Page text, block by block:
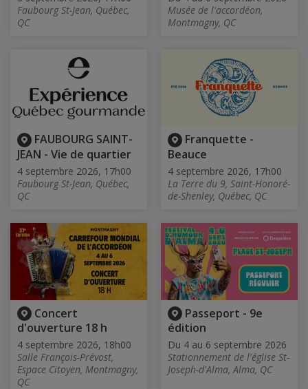
Faubourg St-Jean, Québec,
QC
Musée de l'accordéon,
Montmagny, QC
FAUBOURG SAINT-
JEAN - Vie de quartier
4 septembre 2026, 17h00
Faubourg St-Jean, Québec,
QC
Franquette -
Beauce
4 septembre 2026, 17h00
La Terre du 9, Saint-Honoré-
de-Shenley, Québec, QC
Concert
d'ouverture 18 h
4 septembre 2026, 18h00
Salle François-Prévost,
Espace Citoyen, Montmagny,
QC
Passeport - 9e
édition
Du 4 au 6 septembre 2026
Stationnement de l'église St-
Joseph-d'Alma, Alma, QC